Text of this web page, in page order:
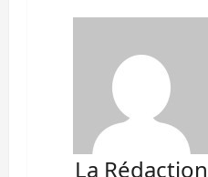
La Rédaction